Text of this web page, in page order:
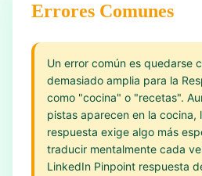
Errores Comunes
Un error común es quedarse
demasiado amplia para la
como "cocina" o "recetas".
pistas aparecen en la cocina,
respuesta exige algo más
traducir mentalmente cada
LinkedIn Pinpoint respuesta